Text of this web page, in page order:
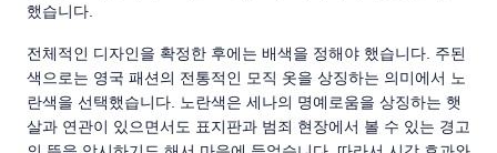
했습니다.
전체적인 디자인을 확정한 후에는 배색을 정해야 했습니다. 주된
색으로는 영국 패션의 전통적인 모직 옷을 상징하는 의미에서 노
란색을 선택했습니다. 노란색은 세나의 명예로움을 상징하는 햇
살과 연관이 있으면서도 표지판과 범죄 현장에서 볼 수 있는 경고